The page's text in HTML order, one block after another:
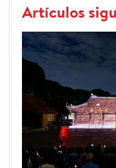
Artículos